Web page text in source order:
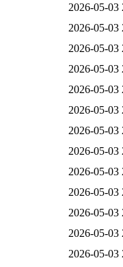
2026-05-03
2026-05-03
2026-05-03
2026-05-03
2026-05-03
2026-05-03
2026-05-03
2026-05-03
2026-05-03
2026-05-03
2026-05-03
2026-05-03
2026-05-03